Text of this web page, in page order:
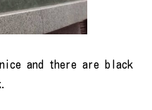
and there are black